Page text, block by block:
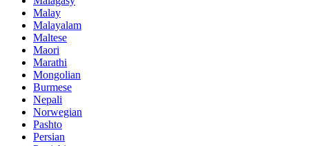
Malay
Malayalam
Maltese
Maori
Marathi
Mongolian
Burmese
Nepali
Norwegian
Pashto
Persian